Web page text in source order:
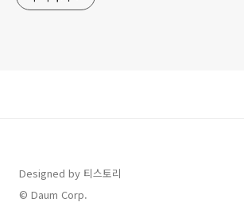
Designed by 티스토리
© Daum Corp.